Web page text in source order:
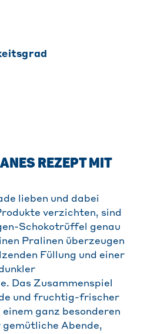
REZEPT MIT
lieben und dabei
verzichten, sind
Schokotrüffel genau
Pralinen überzeugen
Füllung und einer
Das Zusammenspiel
und fruchtig-frischer
ganz besonderen
Abende,